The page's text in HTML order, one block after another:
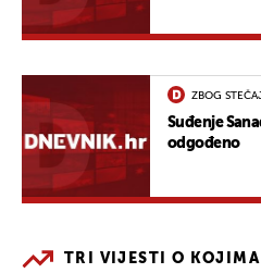
ZBOG
Suđenje
odgođeno
TRI VIJESTI O KOJIMA